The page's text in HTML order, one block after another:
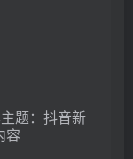
题：抖音新
容